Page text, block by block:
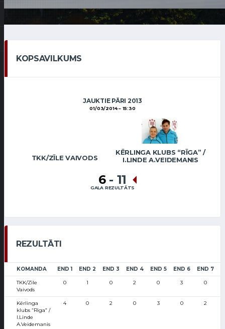
KOPSAVILKUMS
JAUKTIE PĀRI 2013
01/03/2014 15:30
TKK/ZĪLE VAIVODS
KĒRLINGA KLUBS “RĪGA” /
I.LINDE A.VEIDEMANIS
6 - 11
GALA REZULTĀTS
REZULTĀTI
KOMANDA END 1 END 2 END 3 END 4 END 5 END 6 END 7
TKK/Zīle
Vaivods
0 1 0 2 0 3 0
Kērlinga
klubs “Rīga” /
I.Linde
A.Veidemanis
4 0 2 0 3 0 2